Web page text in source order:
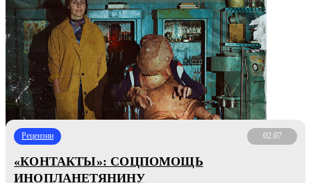
Рецензии 02.07
«КОНТАКТЫ»: СОЦПОМОЩЬ
ИНОПЛАНЕТЯНИНУ